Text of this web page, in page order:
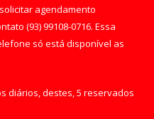
agendamento
(93) 99108-0716. Essa
só está disponível as
diários, destes, 5 reservados